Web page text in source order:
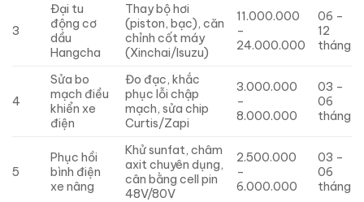
3
Đại tu
động cơ
dầu
Hangcha
Thay bộ hơi
(piston, bạc), căn
chỉnh cốt máy
(Xinchai/Isuzu)
11.000.000
–
24.000.000
06 –
12
tháng
4
Sửa bo
mạch điều
khiển xe
điện
Đo đạc, khắc
phục lỗi chập
mạch, sửa chip
Curtis/Zapi
3.000.000
–
8.000.000
03 –
06
tháng
5
Phục hồi
bình điện
xe nâng
Khử sunfat, châm
axit chuyên dụng,
cân bằng cell pin
48V/80V
2.500.000
–
6.000.000
03 –
06
tháng